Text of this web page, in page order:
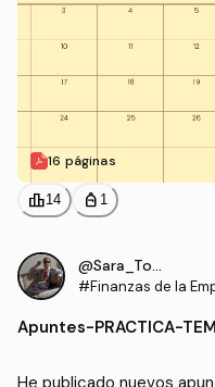
16 páginas
leaderboard14 personal_bag 1
@Sara_Torrado
#Finanzas de la
Apuntes-PRACTICA-
He publicado nuevos